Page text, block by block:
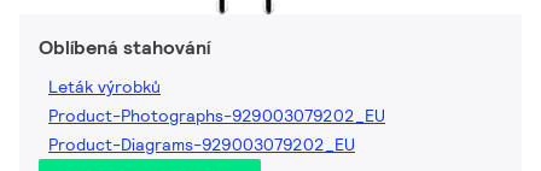
Oblíbená stahování
Leták výrobků
Product-Photographs-929003079202_EU
Product-Diagrams-929003079202_EU